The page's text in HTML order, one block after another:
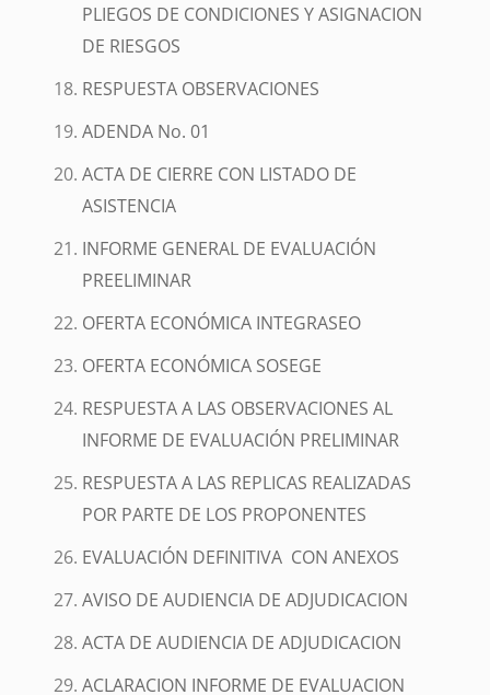
PLIEGOS DE CONDICIONES Y ASIGNACION
DE RIESGOS
RESPUESTA OBSERVACIONES
ADENDA No. 01
ACTA DE CIERRE CON LISTADO DE
ASISTENCIA
INFORME GENERAL DE EVALUACIÓN
PREELIMINAR
OFERTA ECONÓMICA INTEGRASEO
OFERTA ECONÓMICA SOSEGE
RESPUESTA A LAS OBSERVACIONES AL
INFORME DE EVALUACIÓN PRELIMINAR
RESPUESTA A LAS REPLICAS REALIZADAS
POR PARTE DE LOS PROPONENTES
EVALUACIÓN DEFINITIVA CON ANEXOS
AVISO DE AUDIENCIA DE ADJUDICACION
ACTA DE AUDIENCIA DE ADJUDICACION
ACLARACION INFORME DE EVALUACION